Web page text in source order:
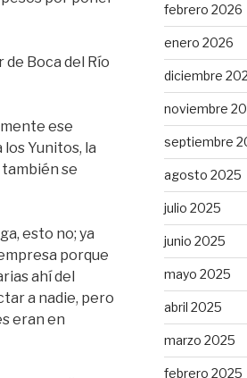
de Boca del Río
ese
Yunitos, la
se
esto no; ya
porque
ahí del
a nadie, pero
eran en
febrero 2026
enero 2026
diciembre
noviembre
septiembre
agosto 2025
julio 2025
junio 2025
mayo 2025
abril 2025
marzo 2025
febrero 2025